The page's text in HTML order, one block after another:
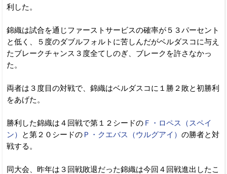
利した。
錦織は試合を通じファーストサービスの確率が５３パーセント
と低く、５度のダブルフォルトに苦しんだがベルダスコに与え
たブレークチャンス３度全てしのぎ、ブレークを許さなかっ
た。
両者は３度目の対戦で、錦織はベルダスコに１勝２敗と初勝利
をあげた。
勝利した錦織は４回戦で第１２シードの Ｆ・ロペス（スペイ
ン）
と第２０シードの Ｐ・クエバス（ウルグアイ） の勝者と対
戦する。
同大会、昨年は３回戦敗退だった錦織は今回４回戦進出したこ